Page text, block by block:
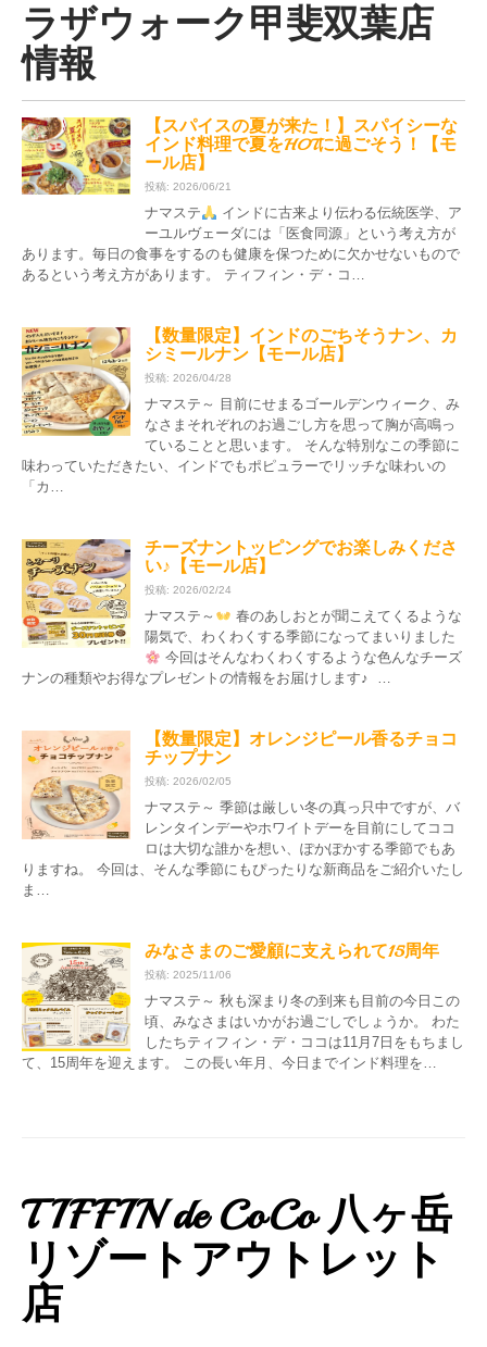
ラザウォーク甲斐双葉店
情報
【スパイスの夏が来た！】スパイシーな
インド料理で夏をHOTに過ごそう！【モ
ール店】
投稿: 2026/06/21
ナマステ
インドに古来より伝わる伝統医学、ア
ーユルヴェーダには「医食同源」という考え方が
あります。毎日の食事をするのも健康を保つために欠かせないもので
あるという考え方があります。 ティフィン・デ・コ…
【数量限定】インドのごちそうナン、カ
シミールナン【モール店】
投稿: 2026/04/28
ナマステ～ 目前にせまるゴールデンウィーク、み
なさまそれぞれのお過ごし方を思って胸が高鳴っ
ていることと思います。 そんな特別なこの季節に
味わっていただきたい、インドでもポピュラーでリッチな味わいの
「カ…
チーズナントッピングでお楽しみくださ
い♪【モール店】
投稿: 2026/02/24
ナマステ～
春のあしおとが聞こえてくるような
陽気で、わくわくする季節になってまいりました
今回はそんなわくわくするような色んなチーズ
ナンの種類やお得なプレゼントの情報をお届けします♪ …
【数量限定】オレンジピール香るチョコ
チップナン
投稿: 2026/02/05
ナマステ～ 季節は厳しい冬の真っ只中ですが、バ
レンタインデーやホワイトデーを目前にしてココ
ロは大切な誰かを想い、ぽかぽかする季節でもあ
りますね。 今回は、そんな季節にもぴったりな新商品をご紹介いたし
ま…
みなさまのご愛顧に支えられて15周年
投稿: 2025/11/06
ナマステ～ 秋も深まり冬の到来も目前の今日この
頃、みなさまはいかがお過ごしでしょうか。 わた
したちティフィン・デ・ココは11月7日をもちまし
て、15周年を迎えます。 この長い年月、今日までインド料理を…
TIFFIN de CoCo 八ヶ岳
リゾートアウトレット
店